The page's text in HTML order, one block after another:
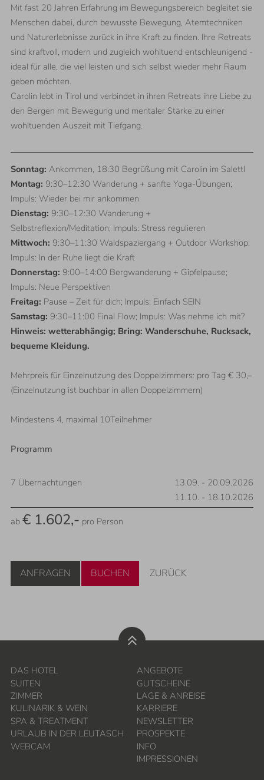
Mit fast 20 Jahren Erfahrung im Bewegungsbereich begleitet sie
Menschen dabei, durch bewusste Bewegung, Atemtechniken
und Naturerlebnisse zurück in ihre Kraft zu finden. Ihre Retreats
sind kraftvoll, modern und zugleich wohltuend entschleunigend -
ideal für alle, die viel leisten und sich selbst wieder mehr Raum
geben möchten.
Carolin lebt in Tirol und verbindet in ihren Retreats ihre Liebe zu
den Bergen mit Bewegung und mentaler Stärke zu einer
wohltuenden Auszeit mit Tiefgang.
Sonntag: Ankommen, 18:30 Begrüßung mit Carolin im Salettl
Montag: 9:30–12:30 Wanderung + sanfte Yoga-Übungen;
Impuls: Wieder bei mir ankommen
Dienstag: 9:30–12:30 Wanderung +
Selbstreflexion/Meditation; Impuls: Stress regulieren
Mittwoch: 9:30–11:30 Waldspaziergang + Outdoor Workshop;
Impuls: In der Ruhe liegt die Kraft
Donnerstag: 9:00–14:00 Bergwanderung + Gipfelpause;
Impuls: Neue Perspektiven
Freitag: Pause – Zeit für dich; Impuls: Einfach SEIN
Samstag: 9:30–11:00 Final Flow; Impuls: Was nehme ich mit?
Hinweis: wetterabhängig; Bring: Wanderschuhe, Rucksack,
bequeme Kleidung.
Mehrpreis für Einzelnutzung des Doppelzimmers: pro Tag € 30,–
(Einzelnutzung ist buchbar in allen Doppelzimmern)
Mindestens 4, maximal 10Teilnehmer
Programm
7 Übernachtungen 13.09. - 20.09.2026
11.10. - 18.10.2026
ab€ 1.602,- pro Person
ANFRAGEN BUCHEN ZURÜCK
DAS HOTEL
SUITEN
ZIMMER
KULINARIK & WEIN
SPA & TREATMENT
URLAUB IN DER LEUTASCH
WEBCAM
ANGEBOTE
GUTSCHEINE
LAGE & ANREISE
KARRIERE
NEWSLETTER
PROSPEKTE
INFO
IMPRESSIONEN